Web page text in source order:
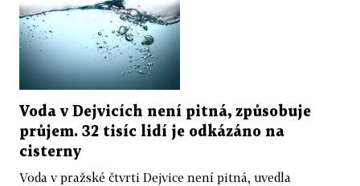
Voda v Dejvicích není pitná, způsobuje
průjem. 32 tisíc lidí je odkázáno na
cisterny
Voda v pražské čtvrti Dejvice není pitná, uvedla